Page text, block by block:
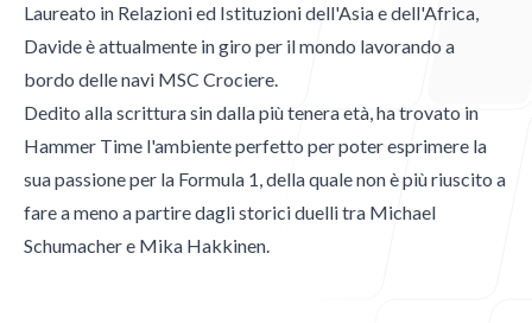
Clienti
Blog
Laureato in Relazioni ed Istituzioni dell'Asia e dell'Africa,
Davide è attualmente in giro per il mondo lavorando a
bordo delle navi MSC Crociere.
Dedito alla scrittura sin dalla più tenera età, ha trovato in
Hammer Time l'ambiente perfetto per poter esprimere la
sua passione per la Formula 1, della quale non è più riuscito a
fare a meno a partire dagli storici duelli tra Michael
Schumacher e Mika Hakkinen.